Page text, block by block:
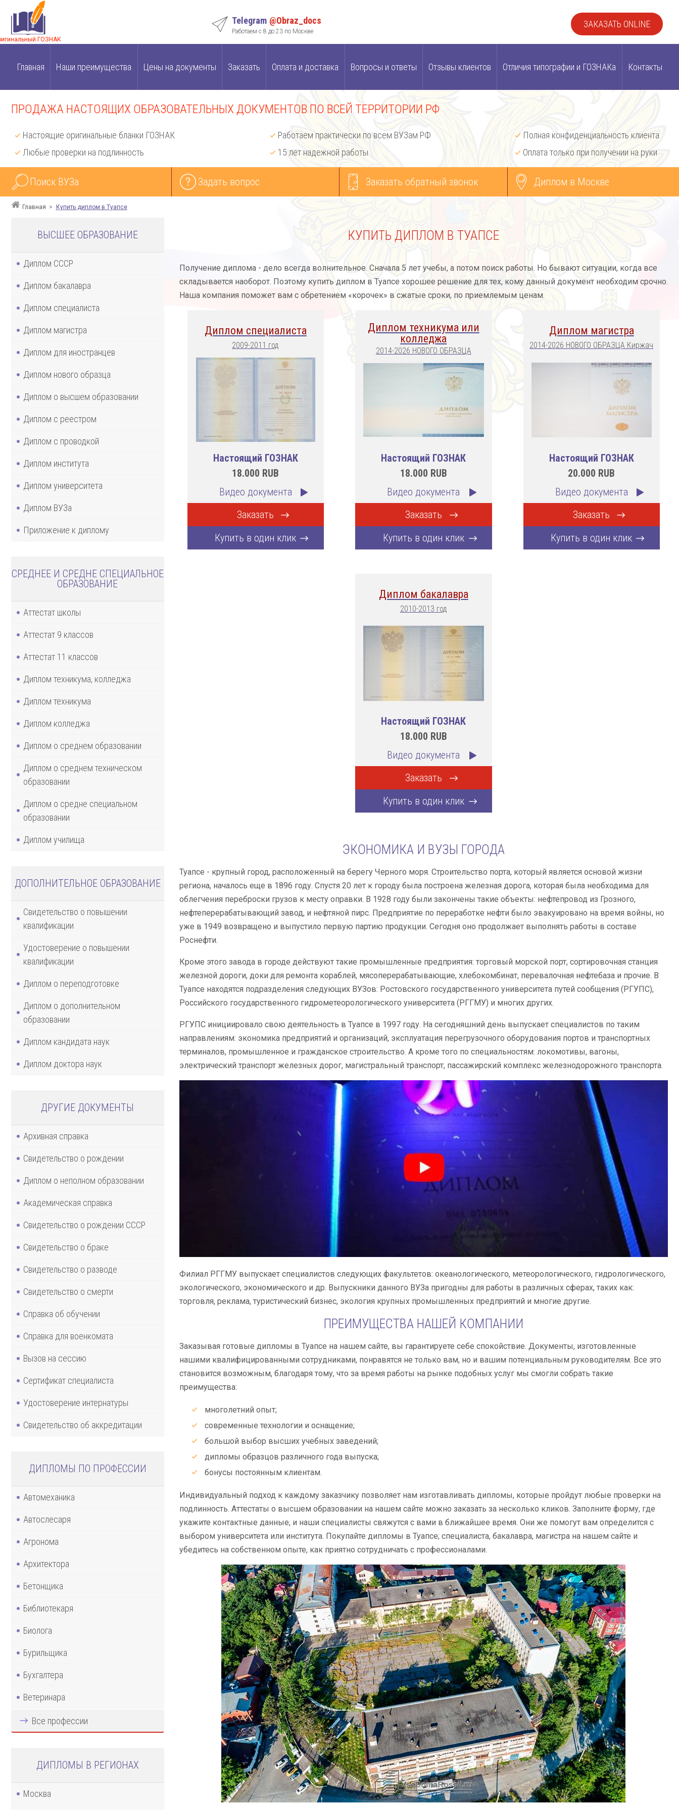
ГОЗНАК
Telegram @Obraz_docs
Работаем с 8 до 23 по Москве
ЗАКАЗАТЬ ONLINE
Главная Наши преимущества Цены на документы Заказать Оплата и доставка Вопросы и ответы Отзывы клиентов Отличия типографии и ГОЗНАКа Контакты
ПРОДАЖА НАСТОЯЩИХ ОБРАЗОВАТЕЛЬНЫХ ДОКУМЕНТОВ ПО ВСЕЙ ТЕРРИТОРИИ РФ
Настоящие оригинальные бланки ГОЗНАК
Любые проверки на подлинность
Работаем практически по всем ВУЗам РФ
15 лет надежной работы
Полная конфиденциальность клиента
Оплата только при получении на руки
Поиск ВУЗа Задать вопрос Заказать обратный звонок Диплом в Москве
Главная Купить диплом в Туапсе
ВЫСШЕЕ ОБРАЗОВАНИЕ
Диплом СССР
Диплом бакалавра
Диплом специалиста
Диплом магистра
Диплом для иностранцев
Диплом нового образца
Диплом о высшем образовании
Диплом с реестром
Диплом с проводкой
Диплом института
Диплом университета
Диплом ВУЗа
Приложение к диплому
СРЕДНЕЕ И СРЕДНЕ СПЕЦИАЛЬНОЕ
ОБРАЗОВАНИЕ
Аттестат школы
Аттестат 9 классов
Аттестат 11 классов
Диплом техникума, колледжа
Диплом техникума
Диплом колледжа
Диплом о среднем образовании
Диплом о среднем техническом
образовании
Диплом о средне специальном
образовании
Диплом училища
ДОПОЛНИТЕЛЬНОЕ ОБРАЗОВАНИЕ
Свидетельство о повышении
квалификации
Удостоверение о повышении
квалификации
Диплом о переподготовке
Диплом о дополнительном
образовании
Диплом кандидата наук
Диплом доктора наук
ДРУГИЕ ДОКУМЕНТЫ
Архивная справка
Свидетельство о рождении
Диплом о неполном образовании
Академическая справка
Свидетельство о рождении СССР
Свидетельство о браке
Свидетельство о разводе
Свидетельство о смерти
Справка об обучении
Справка для военкомата
Вызов на сессию
Сертификат специалиста
Удостоверение интернатуры
Свидетельство об аккредитации
ДИПЛОМЫ ПО ПРОФЕССИИ
Автомеханика
Автослесаря
Агронома
Архитектора
Бетонщика
Библиотекаря
Биолога
Бурильщика
Бухгалтера
Ветеринара
Все профессии
ДИПЛОМЫ В РЕГИОНАХ
Москва
КУПИТЬ ДИПЛОМ В ТУАПСЕ
Получение диплома - дело всегда волнительное. Сначала 5 лет учебы, а потом поиск работы. Но бывают ситуации, когда все
складывается наоборот. Поэтому купить диплом в Туапсе хорошее решение для тех, кому данный документ необходим срочно.
Наша компания поможет вам с обретением «корочек» в сжатые сроки, по приемлемым ценам.
Диплом специалиста
2009-2011 год
Настоящий ГОЗНАК
18.000 RUB
Видео документа
Заказать
Купить в один клик
Диплом техникума или
колледжа
2014-2026 НОВОГО ОБРАЗЦА
Настоящий ГОЗНАК
18.000 RUB
Видео документа
Заказать
Купить в один клик
Диплом магистра
2014-2026 НОВОГО ОБРАЗЦА Киржач
Настоящий ГОЗНАК
20.000 RUB
Видео документа
Заказать
Купить в один клик
Диплом бакалавра
2010-2013 год
Настоящий ГОЗНАК
18.000 RUB
Видео документа
Заказать
Купить в один клик
ЭКОНОМИКА И ВУЗЫ ГОРОДА
Туапсе - крупный город, расположенный на берегу Черного моря. Строительство порта, который является основой жизни
региона, началось еще в 1896 году. Спустя 20 лет к городу была построена железная дорога, которая была необходима для
облегчения переброски грузов к месту оправки. В 1928 году были закончены такие объекты: нефтепровод из Грозного,
нефтеперерабатывающий завод, и нефтяной пирс. Предприятие по переработке нефти было эвакуировано на время войны, но
уже в 1949 возвращено и выпустило первую партию продукции. Сегодня оно продолжает выполнять работы в составе
Роснефти.
Кроме этого завода в городе действуют такие промышленные предприятия: торговый морской порт, сортировочная станция
железной дороги, доки для ремонта кораблей, мясоперерабатывающие, хлебокомбинат, перевалочная нефтебаза и прочие. В
Туапсе находятся подразделения следующих ВУЗов: Ростовского государственного университета путей сообщения (РГУПС),
Российского государственного гидрометеорологического университета (РГГМУ) и многих других.
РГУПС инициировало свою деятельность в Туапсе в 1997 году. На сегодняшний день выпускает специалистов по таким
направлениям: экономика предприятий и организаций, эксплуатация перегрузочного оборудования портов и транспортных
терминалов, промышленное и гражданское строительство. А кроме того по специальностям: локомотивы, вагоны,
электрический транспорт железных дорог, магистральный транспорт, пассажирский комплекс железнодорожного транспорта.
Филиал РГГМУ выпускает специалистов следующих факультетов: океанологического, метеорологического, гидрологического,
экологического, экономического и др. Выпускники данного ВУЗа пригодны для работы в различных сферах, таких как:
торговля, реклама, туристический бизнес, экология крупных промышленных предприятий и многие другие.
ПРЕИМУЩЕСТВА НАШЕЙ КОМПАНИИ
Заказывая готовые дипломы в Туапсе на нашем сайте, вы гарантируете себе спокойствие. Документы, изготовленные
нашими квалифицированными сотрудниками, понравятся не только вам, но и вашим потенциальным руководителям. Все это
становится возможным, благодаря тому, что за время работы на рынке подобных услуг мы смогли собрать такие
преимущества:
многолетний опыт;
современные технологии и оснащение;
большой выбор высших учебных заведений;
дипломы образцов различного года выпуска;
бонусы постоянным клиентам.
Индивидуальный подход к каждому заказчику позволяет нам изготавливать дипломы, которые пройдут любые проверки на
подлинность. Аттестаты о высшем образовании на нашем сайте можно заказать за несколько кликов. Заполните форму, где
укажите контактные данные, и наши специалисты свяжутся с вами в ближайшее время. Они же помогут вам определится с
выбором университета или института. Покупайте дипломы в Туапсе; специалиста, бакалавра, магистра на нашем сайте и
убедитесь на собственном опыте, как приятно сотрудничать с профессионалами.